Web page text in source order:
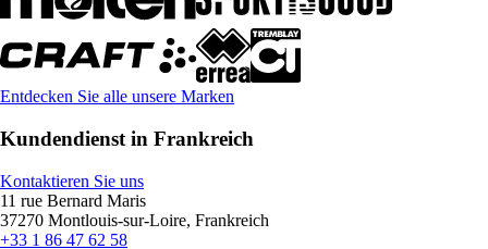
Entdecken Sie alle unsere Marken
Kundendienst in Frankreich
Kontaktieren Sie uns
11 rue Bernard Maris
37270 Montlouis-sur-Loire, Frankreich
+33 1 86 47 62 58